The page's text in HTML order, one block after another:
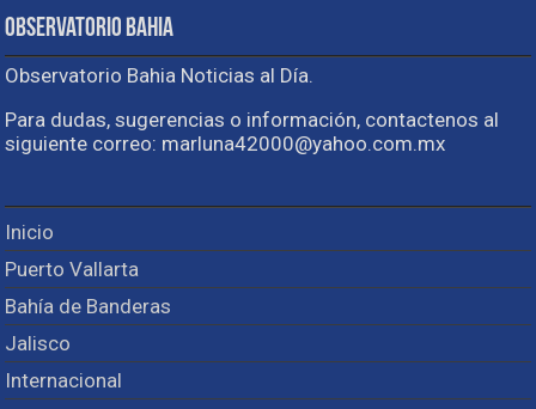
Observatorio Bahia
Observatorio Bahia Noticias al Día.
Para dudas, sugerencias o información, contactenos al
siguiente correo: marluna42000@yahoo.com.mx
Inicio
Puerto Vallarta
Bahía de Banderas
Jalisco
Internacional